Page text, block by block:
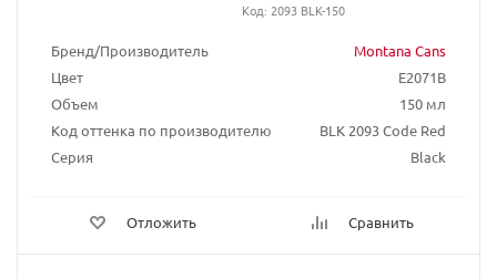
Бренд/Производитель
Montana Cans
Цвет
E2071B
Объем
150 мл
Код оттенка по производителю
BLK 2093 Code Red
Серия
Black
Отложить Сравнить
Код: 2093 BLK-150